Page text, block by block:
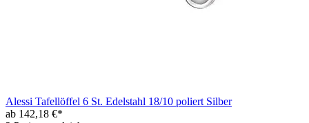
Alessi Tafellöffel 6 St. Edelstahl 18/10 poliert Silber
ab 142,18 €*